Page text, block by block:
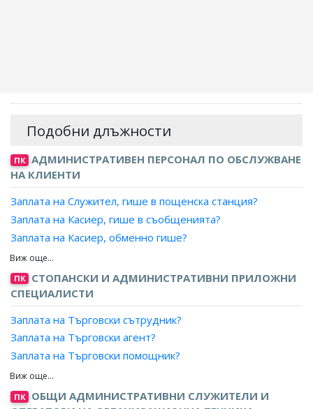
Подобни длъжности
ПК АДМИНИСТРАТИВЕН ПЕРСОНАЛ ПО ОБСЛУЖВАНЕ
НА КЛИЕНТИ
Заплата на Служител, гише в пощенска станция?
Заплата на Касиер, гише в съобщенията?
Заплата на Касиер, обменно гише?
Заплата на Сараф?
Заплата на Старши банков служител, главен касиер?
Заплата на Банков служител, пазител ценности?
Заплата на Банков служител, касиер/Касиер, банка/
Касиер, финансова/платежна институция?
Заплата на Банков служител, главен касиер?
Заплата на Главен касиер, банка/финансова/платежна
институция?
Заплата на Инкасатор, банка/финансова/платежна
ПК СТОПАНСКИ И АДМИНИСТРАТИВНИ ПРИЛОЖНИ
СПЕЦИАЛИСТИ
Заплата на Търговски сътрудник?
Заплата на Търговски агент?
Заплата на Търговски помощник?
Заплата на Търговски представител?
Заплата на Търговски пътник?
ПК ОБЩИ АДМИНИСТРАТИВНИ СЛУЖИТЕЛИ И